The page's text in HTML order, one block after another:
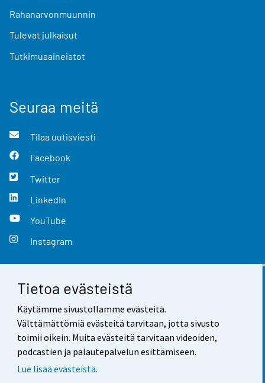
Tietoa evästeistä
Käytämme sivustollamme evästeitä.
Välttämättömiä evästeitä tarvitaan, jotta sivusto
toimii oikein. Muita evästeitä tarvitaan videoiden,
podcastien ja palautepalvelun esittämiseen.
Lue lisää evästeistä.
Rahanarvonmuunnin
Tulevat julkaisut
Tutkimusaineistot
Seuraa meitä
Tilaa uutisviesti
Facebook
Twitter
LinkedIn
YouTube
Instagram
Yhteystiedot
Palaute
Käyttöehdot